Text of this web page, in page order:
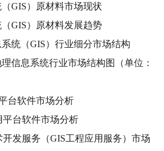
GIS）原材料市场现状
GIS）原材料发展趋势
统（GIS）行业细分市场结构
信息系统行业市场结构图（单位：
台软件市场分析
平台软件市场分析
开发服务（GIS工程应用服务）市场